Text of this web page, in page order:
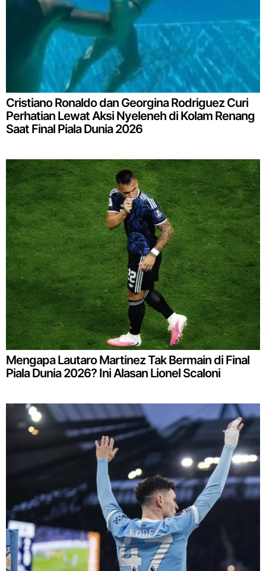
Cristiano Ronaldo dan Georgina Rodriguez Curi
Perhatian Lewat Aksi Nyeleneh di Kolam Renang
Saat Final Piala Dunia 2026
Mengapa Lautaro Martinez Tak Bermain di Final
Piala Dunia 2026? Ini Alasan Lionel Scaloni